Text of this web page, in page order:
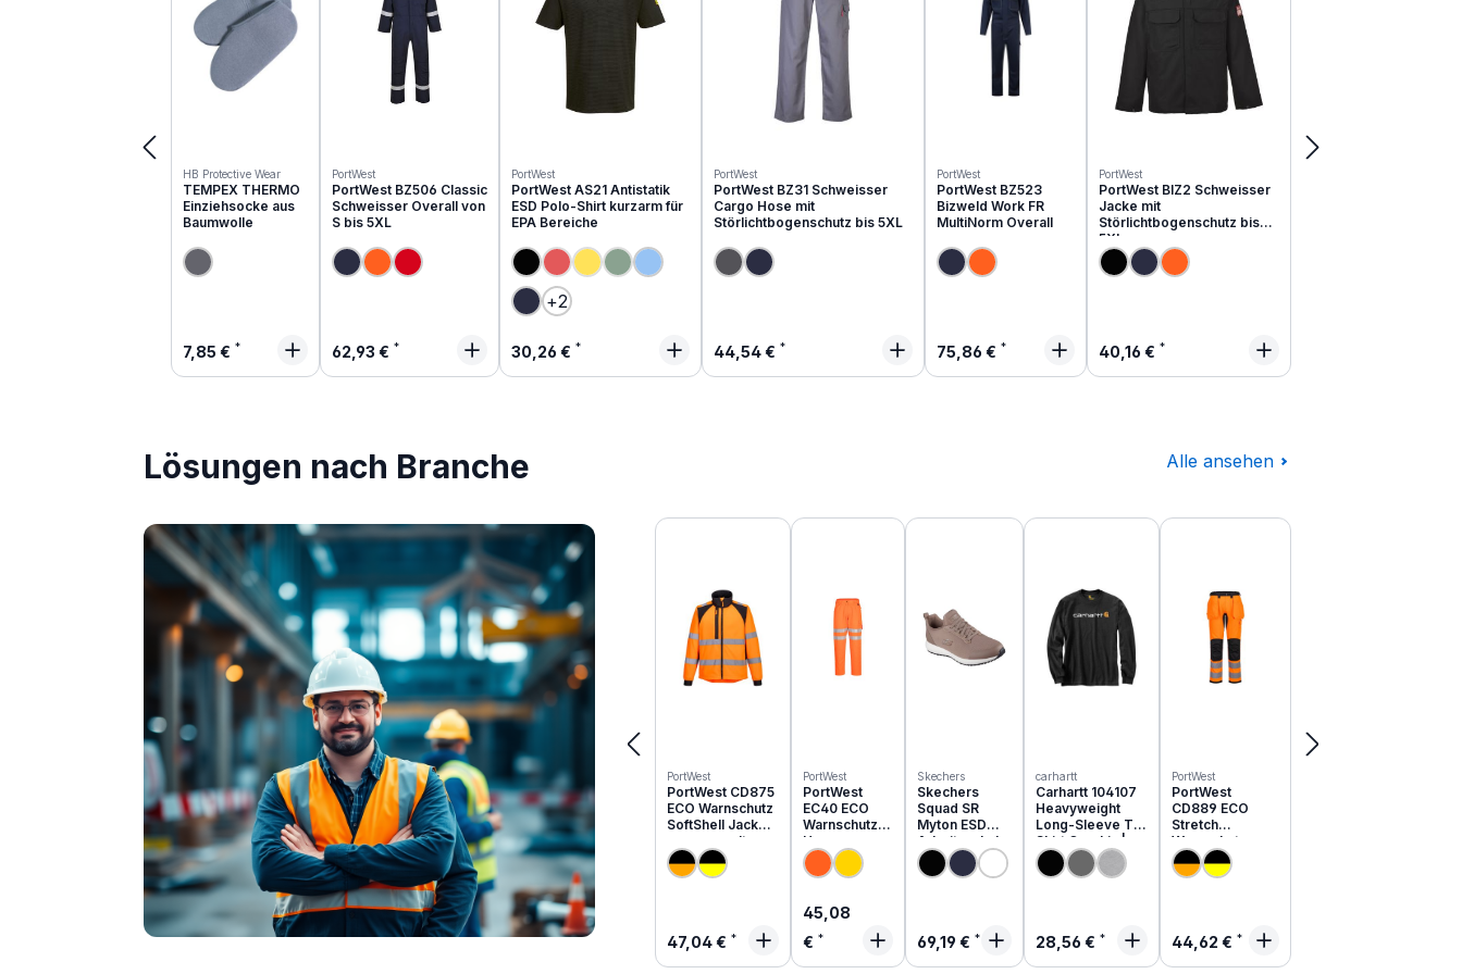
HB Protective Wear
TEMPEX THERMO
Einziehsocke aus
Baumwolle
Regulärer Preis:
7,85 €
PortWest
PortWest BZ506 Classic
Schweisser Overall von
S bis 5XL
Regulärer Preis:
62,93 €
PortWest
PortWest AS21 Antistatik
ESD Polo-Shirt kurzarm für
EPA Bereiche
(Diese Option ist zurzeit nicht verfügbar.)
(Diese Option ist zurzeit nicht verfügbar.)
(Diese Option ist zurzeit nicht verfügbar.)
+2
Regulärer Preis:
30,26 €
PortWest
PortWest BZ31 Schweisser
Cargo Hose mit
Störlichtbogenschutz bis 5XL
Regulärer Preis:
44,54 €
PortWest
PortWest BZ523
Bizweld Work FR
MultiNorm Overall
Regulärer Preis:
75,86 €
PortWest
PortWest BIZ2 Schweisser
Jacke mit
Störlichtbogenschutz bis
5XL
Regulärer Preis:
40,16 €
Lösungen nach Branche Alle ansehen
Produktgalerie überspringen
PortWest
PortWest CD875
ECO Warnschutz
SoftShell Jacke
aus recyceltem
PES
Regulärer Preis:
47,04 €
PortWest
PortWest
EC40 ECO
Warnschutz
Hose aus
recyceltem
PES
Regulärer Preis:
45,08
€
Skechers
Skechers
Squad SR
Myton ESD
Arbeitsschuhe
O1 | 200051EC
Regulärer Preis:
69,19 €
carhartt
Carhartt 104107
Heavyweight
Long-Sleeve T-
Shirt Graphic |
relaxed fit
Regulärer Preis:
28,56 €
PortWest
PortWest
CD889 ECO
Stretch
Warnschutz
Hose aus
recyceltem PES
Regulärer Preis:
44,62 €